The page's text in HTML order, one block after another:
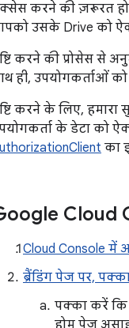
करने की ज़रूरत
उसके Drive को
करने की प्रोसेस से
ही, उपयोगकर्ताओं
करने के लिए,
के डेटा को
का
Cloud
Cloud Console में
ब्रैंडिंग पेज पर,
पक्का करें
होम पेज